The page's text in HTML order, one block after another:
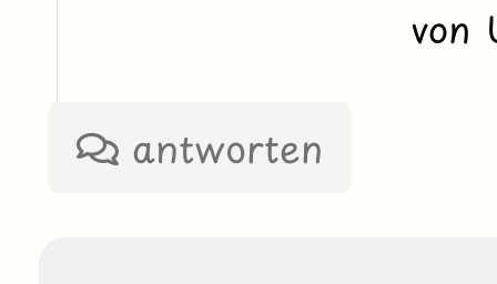
von
antworten